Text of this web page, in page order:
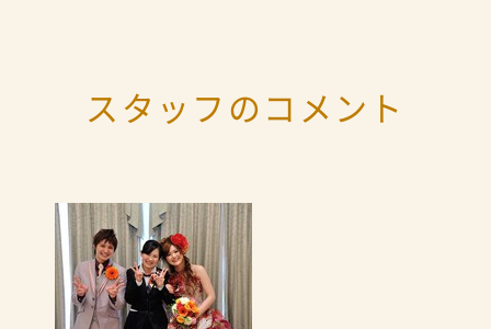
スタッフのコメント